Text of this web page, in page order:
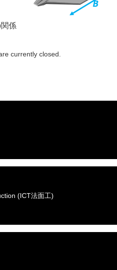
係
currently closed.
(ICT法面工)